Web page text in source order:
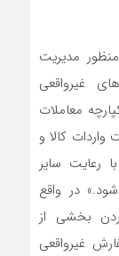
مدیریت
غیر‌واقعی
معاملات
کالا و
رعایت سایر
در واقع
بخشی از
غیرواقعی